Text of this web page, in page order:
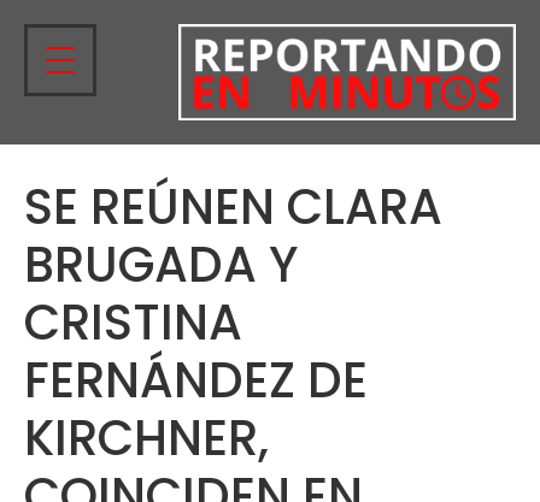
SE REÚNEN CLARA
BRUGADA Y
CRISTINA
FERNÁNDEZ DE
KIRCHNER,